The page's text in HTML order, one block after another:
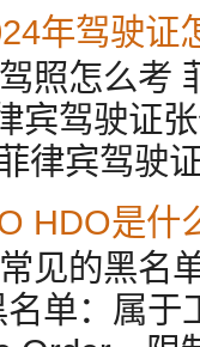
年驾驶证
照怎么考
宾驾驶证
律宾驾驶
HDO是什
见的黑名
单：属于